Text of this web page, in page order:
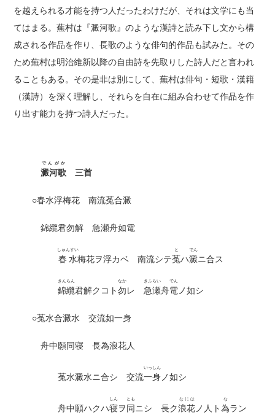
を越えられる才能を持つ人だったわけだが、それは文学にも当
てはまる。蕪村は『澱河歌』のような漢詩と読み下し文から構
成される作品を作り、長歌のような俳句的作品も試みた。その
ため蕪村は明治維新以降の自由詩を先取りした詩人だと言われ
ることもある。その是非は別にして、蕪村は俳句・短歌・漢籍
（漢詩）を深く理解し、それらを自在に組み合わせて作品を作
り出す能力を持つ詩人だった。
澱河歌
でんがか
三首
○春水浮梅花 南流菟合澱
錦纜君勿解 急瀬舟如電
春水
しゅんすい
梅花ヲ浮カベ 南流シテ菟
と
ハ澱
でん
ニ合ス
錦纜
きんらん
君解クコト勿
なか
レ急瀬
きふらい
舟電
でん
ノ如シ
○菟水合澱水 交流如一身
舟中願同寝 長為浪花人
菟水澱水ニ合シ 交流一身
いっしん
ノ如シ
舟中願ハクハ寝
しん
ヲ同
とも
ニシ 長ク浪花
なには
ノ人ト為
な
ラン